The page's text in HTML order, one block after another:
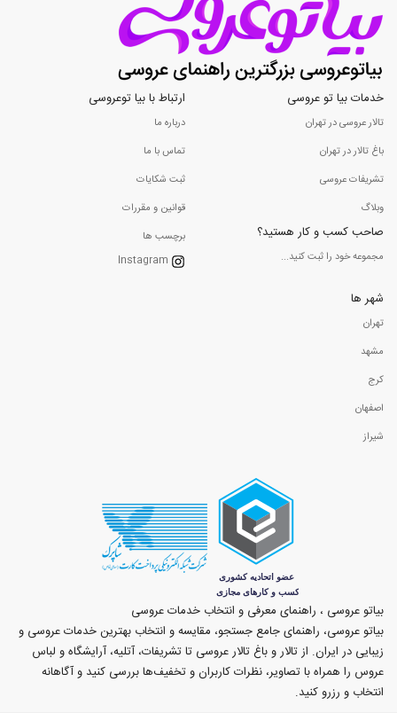
خدمات بیا تو عروسی
تالار عروسی در تهران
باغ تالار در تهران
تشریفات عروسی
وبلاگ
صاحب کسب و کار هستید؟
مجموعه خود را ثبت کنید...
ارتباط با بیا توعروسی
درباره ما
تماس با ما
ثبت شکایات
قوانین و مقررات
برچسب ها
Instagram
شهر ها
تهران
مشهد
کرج
اصفهان
شیراز
بیاتو عروسی ، راهنمای معرفی و انتخاب خدمات عروسی
بیاتو عروسی، راهنمای جامع جستجو، مقایسه و انتخاب بهترین خدمات عروسی و
زیبایی در ایران. از تالار و باغ تالار عروسی تا تشریفات، آتلیه، آرایشگاه و لباس
عروس را همراه با تصاویر، نظرات کاربران و تخفیف‌ها بررسی کنید و آگاهانه
انتخاب و رزرو کنید.